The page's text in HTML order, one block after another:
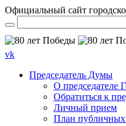
Официальный сайт
vk
Председатель Думы
О председателе
Обратиться к
Личный прием
План